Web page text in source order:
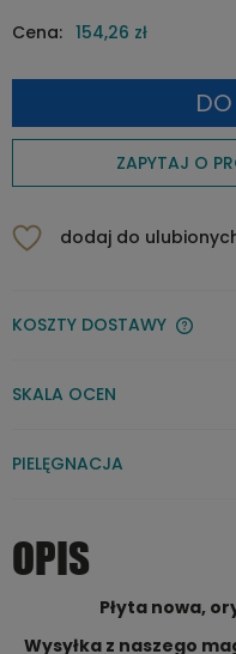
Cena: 154,26 zł
ZAPYTAJ O
dodaj do
KOSZTY DOSTAWY
CENA NIE ZAWIERA
SKALA OCEN
PIELĘGNACJA
OPIS
Płyta nowa,
Wysyłka z naszego